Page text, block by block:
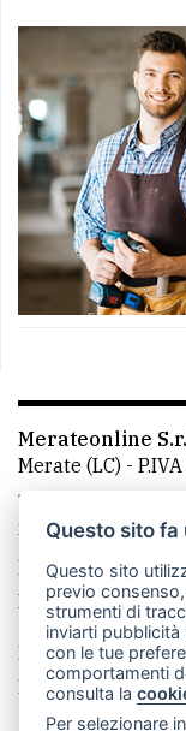
Merateonline
Merate (LC) -
Telefono:
mail:
La redazione
Made by VIP
Privacy policy
Rivedi le tue
Questo sito
Questo sito
previo
strumenti di
inviarti pubblicità
con le tue
comportamenti
consulta la
Per selezionare